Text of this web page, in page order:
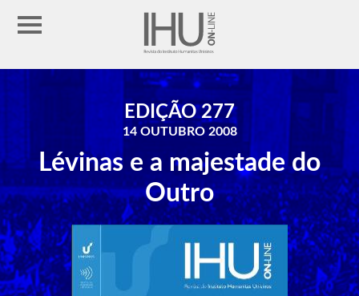
EDIÇÃO 277
14 OUTUBRO 2008
Lévinas e a majestade do
Outro